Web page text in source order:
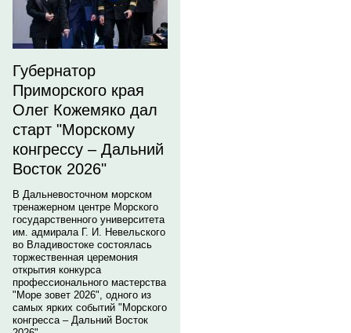
Губернатор
Приморского края
Олег Кожемяко дал
старт "Морскому
конгрессу – Дальний
Восток 2026"
В Дальневосточном морском
тренажерном центре Морского
государственного университета
им. адмирала Г. И. Невельского
во Владивостоке состоялась
торжественная церемония
открытия конкурса
профессионального мастерства
"Море зовет 2026", одного из
самых ярких событий "Морского
конгресса – Дальний Восток